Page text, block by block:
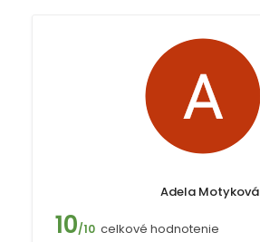
Adela Motyková
10/10 celkové hodnotenie